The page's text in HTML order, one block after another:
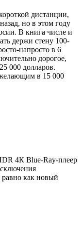
дистанции,
но в этом году
В книга числе и
держи стену 100-
напросто в 6
дорогое,
000 долларов.
в 15 000
4К Blue-Ray-плеер
как новый